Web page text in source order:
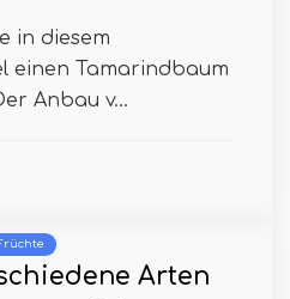
in diesem
einen Tamarindbaum
Anbau v...
Arten